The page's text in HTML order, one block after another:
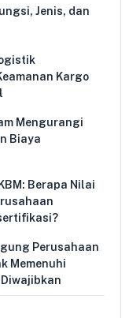
Jenis, dan
Kargo
Mengurangi
Biaya
Berapa Nilai
Perusahaan
Memenuhi